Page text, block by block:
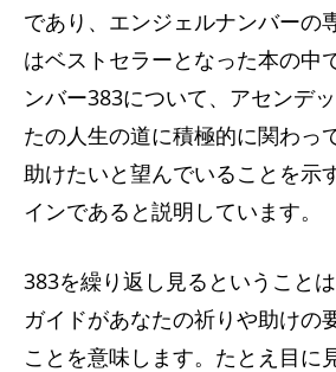
であり、エンジェルナンバーの
はベストセラーとなった本の中
ンバー383について、アセンデ
たの人生の道に積極的に関わっ
助けたいと望んでいることを示
インであると説明しています。
383を繰り返し見るということ
ガイドがあなたの祈りや助けの
ことを意味します。たとえ目に